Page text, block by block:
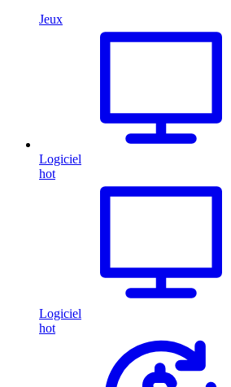
Jeux
Logiciel
hot
Logiciel
hot